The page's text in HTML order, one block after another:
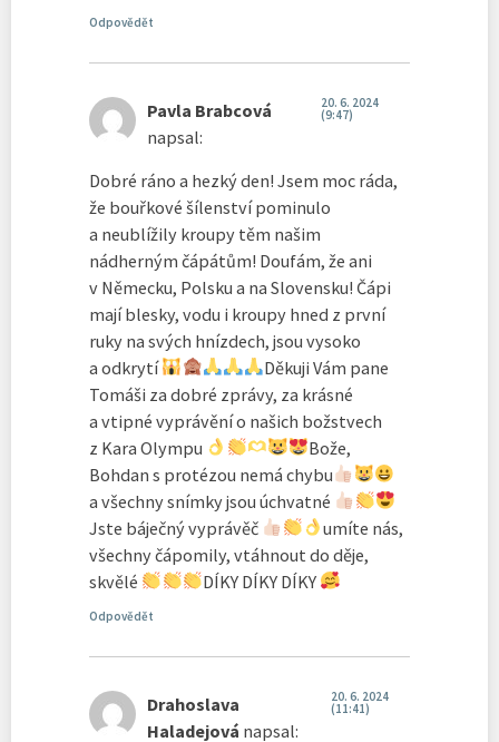
Odpovědět
Pavla Brabcová
napsal:
20. 6. 2024
(9:47)
Dobré ráno a hezký den! Jsem moc ráda,
že bouřkové šílenství pominulo
a neublížily kroupy těm našim
nádherným čápátům! Doufám, že ani
v Německu, Polsku a na Slovensku! Čápi
mají blesky, vodu i kroupy hned z první
ruky na svých hnízdech, jsou vysoko
a odkrytí
Děkuji Vám pane
Tomáši za dobré zprávy, za krásné
a vtipné vyprávění o našich božstvech
z Kara Olympu
Bože,
Bohdan s protézou nemá chybu
a všechny snímky jsou úchvatné
Jste báječný vyprávěč
umíte nás,
všechny čápomily, vtáhnout do děje,
skvělé
DÍKY DÍKY DÍKY
Odpovědět
Drahoslava
Haladejová napsal:
20. 6. 2024
(11:41)